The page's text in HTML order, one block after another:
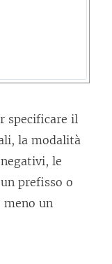
specificare il
la modalità
le
prefisso o
meno un